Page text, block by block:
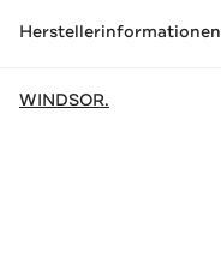
Herstellerinformationen
WINDSOR.